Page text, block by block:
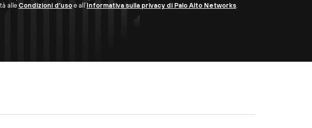
alle Condizioni d’uso e all’Informativa sulla privacy di Palo Alto Networks.